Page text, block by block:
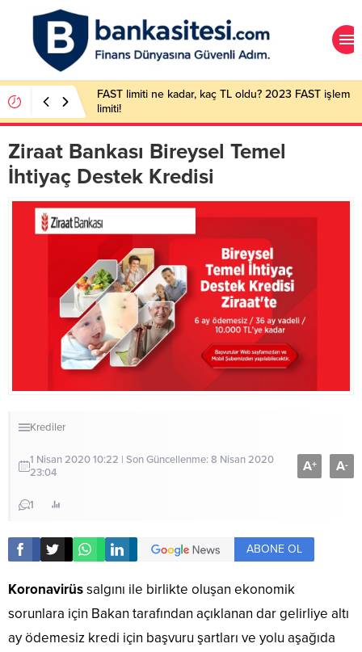
FAST limiti ne kadar, kaç TL oldu? 2023 FAST işlem
limiti!
Ziraat Bankası Bireysel Temel
İhtiyaç Destek Kredisi
Krediler
1 Nisan 2020 10:22 | Son Güncellenme: 8 Nisan 2020
23:04
1
A+ A-
ABONE OL
Koronavirüssalgını ile birlikte oluşan ekonomik
sorunlara için Bakan tarafından açıklanan dar gelirliye altı
ay ödemesiz kredi için başvuru şartları ve yolu aşağıda